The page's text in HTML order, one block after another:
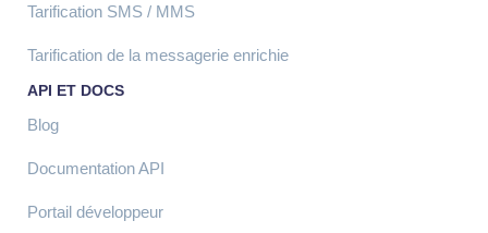
Tarification SMS / MMS
Tarification de la messagerie enrichie
API ET DOCS
Blog
Documentation API
Portail développeur